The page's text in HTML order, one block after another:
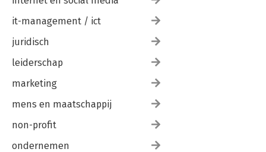
it-management / ict
juridisch
leiderschap
marketing
mens en maatschappij
non-profit
ondernemen